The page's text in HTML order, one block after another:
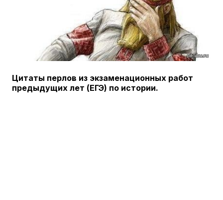
Цитаты перлов из экзаменационных работ
предыдущих лет (ЕГЭ) по истории.